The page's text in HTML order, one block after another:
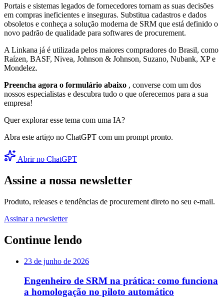
Portais e sistemas legados de fornecedores tornam as suas decisões
em compras ineficientes e inseguras. Substitua cadastros e dados
obsoletos e conheça a solução moderna de SRM que está definido o
novo padrão de qualidade para softwares de procurement.
A Linkana já é utilizada pelos maiores compradores do Brasil, como
Raízen, BASF, Nivea, Johnson & Johnson, Suzano, Nubank, XP e
Mondelez.
Preencha agora o formulário abaixo , converse com um dos
nossos especialistas e descubra tudo o que oferecemos para a sua
empresa!
Quer explorar esse tema com uma IA?
Abra este artigo no ChatGPT com um prompt pronto.
Abrir no ChatGPT
Assine a nossa newsletter
Produto, releases e tendências de procurement direto no seu e-mail.
Assinar a newsletter
Continue lendo
23 de junho de 2026
Engenheiro de SRM na prática: como funciona
a homologação no piloto automático